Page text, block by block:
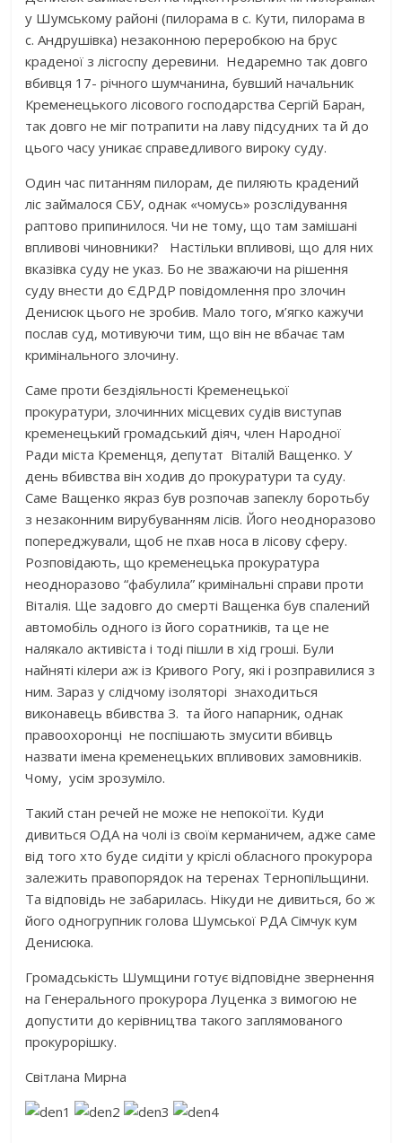
у Шумському районі (пилорама в с. Кути, пилорама в
с. Андрушівка) незаконною переробкою на брус
краденої з лісгоспу деревини. Недаремно так довго
вбивця 17- річного шумчанина, бувший начальник
Кременецького лісового господарства Сергій Баран,
так довго не міг потрапити на лаву підсудних та й до
цього часу уникає справедливого вироку суду.
Один час питанням пилорам, де пиляють крадений
ліс займалося СБУ, однак «чомусь» розслідування
раптово припинилося. Чи не тому, що там замішані
впливові чиновники? Настільки впливові, що для них
вказівка суду не указ. Бо не зважаючи на рішення
суду внести до ЄДРДР повідомлення про злочин
Денисюк цього не зробив. Мало того, м’ягко кажучи
послав суд, мотивуючи тим, що він не вбачає там
кримінального злочину.
Саме проти бездіяльності Кременецької
прокуратури, злочинних місцевих судів виступав
кременецький громадський діяч, член Народної
Ради міста Кременця, депутат Віталій Ващенко. У
день вбивства він ходив до прокуратури та суду.
Саме Ващенко якраз був розпочав запеклу боротьбу
з незаконним вирубуванням лісів. Його неодноразово
попереджували, щоб не пхав носа в лісову сферу.
Розповідають, що кременецька прокуратура
неодноразово “фабулила” кримінальні справи проти
Віталія. Ще задовго до смерті Ващенка був спалений
автомобіль одного із його соратників, та це не
налякало активіста і тоді пішли в хід гроші. Були
найняті кілери аж із Кривого Рогу, які і розправилися з
ним. Зараз у слідчому ізоляторі знаходиться
виконавець вбивства З. та його напарник, однак
правоохоронці не поспішають змусити вбивць
назвати імена кременецьких впливових замовників.
Чому, усім зрозуміло.
Такий стан речей не може не непокоїти. Куди
дивиться ОДА на чолі із своїм керманичем, адже саме
від того хто буде сидіти у кріслі обласного прокурора
залежить правопорядок на теренах Тернопільщини.
Та відповідь не забарилась. Нікуди не дивиться, бо ж
його одногрупник голова Шумської РДА Сімчук кум
Денисюка.
Громадськість Шумщини готує відповідне звернення
на Генерального прокурора Луценка з вимогою не
допустити до керівництва такого заплямованого
прокурорішку.
Світлана Мирна